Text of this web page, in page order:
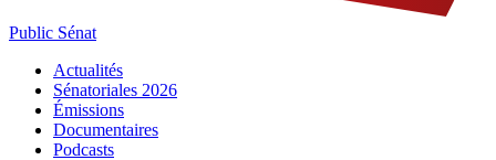
Public Sénat
Actualités
Sénatoriales 2026
Émissions
Documentaires
Podcasts